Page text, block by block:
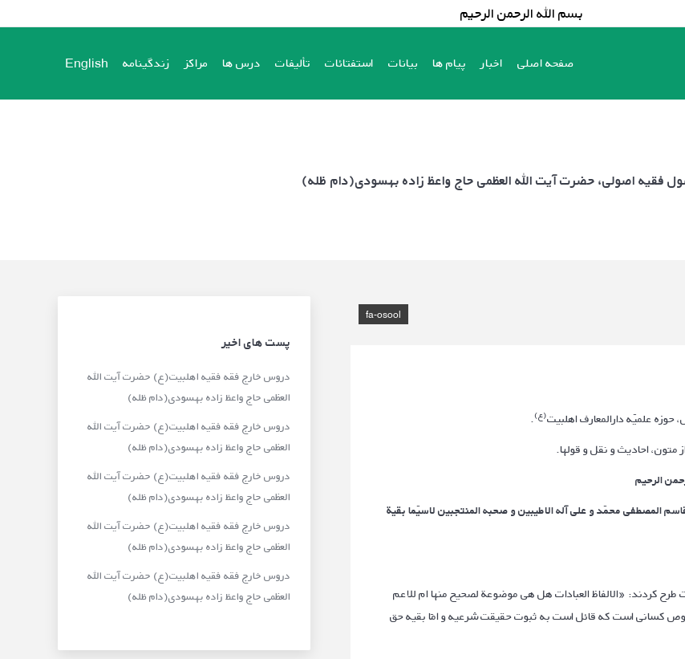
بسم الله الرحمن الرحیم
صفحه اصلی اخبار پیام ها بیانات استفتائات تألیفات درس ها مراکز زندگینامه English
فقیه اصولی، حضرت آیت الله العظمی حاج واعظ زاده بهسودی(دام ظله)
fa-osool
(ع).
احادیث و نقل و قول­ها.
الرحیم
المصطفی محمّد و علی آله الاطیبین و صحبه المنتجبین لاسیّما بقیة
کردند: «الالفاظ العبادات هل هی موضوعة لصحیح منها ام للاعم
کسانی است که قائل است به ثبوت حقیقت شرعیه و امّا بقیه حق
پست های اخیر
دروس خارج فقه فقیه اهلبیت(ع) حضرت آیت الله
العظمی حاج واعظ زاده بهسودی(دام ظله)
دروس خارج فقه فقیه اهلبیت(ع) حضرت آیت الله
العظمی حاج واعظ زاده بهسودی(دام ظله)
دروس خارج فقه فقیه اهلبیت(ع) حضرت آیت الله
العظمی حاج واعظ زاده بهسودی(دام ظله)
دروس خارج فقه فقیه اهلبیت(ع) حضرت آیت الله
العظمی حاج واعظ زاده بهسودی(دام ظله)
دروس خارج فقه فقیه اهلبیت(ع) حضرت آیت الله
العظمی حاج واعظ زاده بهسودی(دام ظله)
صفحه اصلی اخبار پیام ها بیانات استفتائات تألیفات درس ها مراکز زندگینامه English